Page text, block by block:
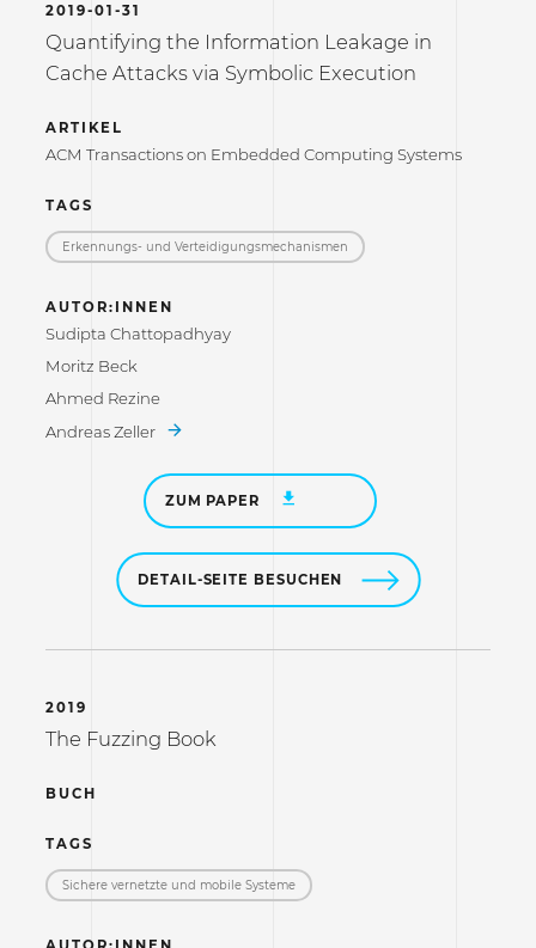
2019-01-31
Quantifying the Information Leakage in
Cache Attacks via Symbolic Execution
ARTIKEL
ACM Transactions on Embedded Computing Systems
TAGS
Erkennungs- und Verteidigungs­mechanismen
AUTOR:INNEN
Sudipta Chattopadhyay
Moritz Beck
Ahmed Rezine
Andreas Zeller
ZUM PAPER
DETAIL-SEITE BESUCHEN
2019
The Fuzzing Book
BUCH
TAGS
Sichere vernetzte und mobile Systeme